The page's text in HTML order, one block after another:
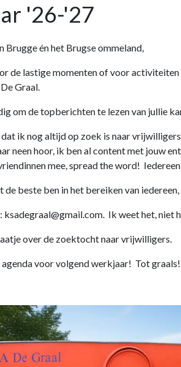
'26-'27
Brugge én het Brugse ommeland,
de lastige momenten of voor activiteiten
Graal.
om de topberichten te lezen van jullie
ik nog altijd op zoek is naar
neen hoor, ik ben al content met jouw
mee, spread the word!
de beste ben in het bereiken van
ksadegraal@gmail.com. Ik weet het, niet
over de zoektocht naar vrijwilligers.
agenda voor volgend werkjaar! Tot graals!